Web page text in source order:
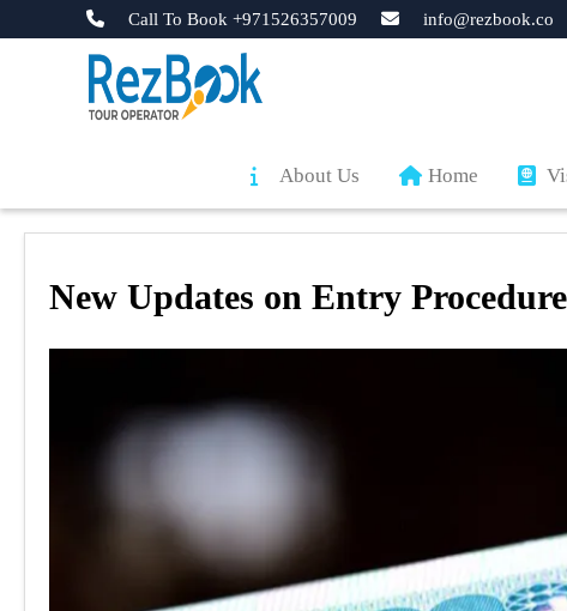
Call To Book +971526357009 info@rezbook.co
About Us Home
New Updates on Entry